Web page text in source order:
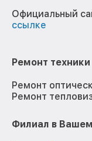
Официальный
ссылке
Ремонт техники
Ремонт
Ремонт
Филиал в